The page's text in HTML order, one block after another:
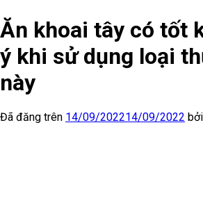
Ăn khoai tây có tốt
ý khi sử dụng loại
này
Đã đăng trên 14/09/202214/09/2022 bởi